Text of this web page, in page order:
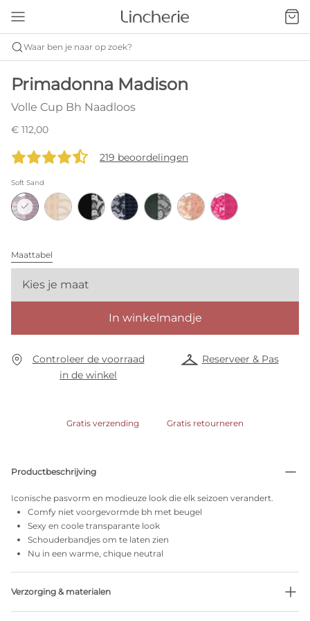
Waar ben je naar op zoek?
Primadonna Madison
Volle Cup Bh Naadloos
€ 112,00
219 beoordelingen
Soft Sand
Maattabel
Kies je maat
In winkelmandje
Controleer de voorraad
in de winkel
Reserveer & Pas
Gratis verzending Gratis retourneren
Productbeschrijving
Iconische pasvorm en modieuze look die elk seizoen verandert.
Comfy niet voorgevormde bh met beugel
Sexy en coole transparante look
Schouderbandjes om te laten zien
Nu in een warme, chique neutral
Verzorging & materialen